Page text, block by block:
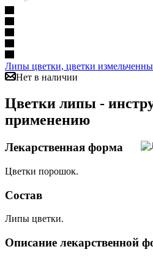
Липы цветки, цветки
Нет в наличии
Цветки липы -
применению
Лекарственная форма
Цветки порошок.
Состав
Липы цветки.
Описание лекарственной